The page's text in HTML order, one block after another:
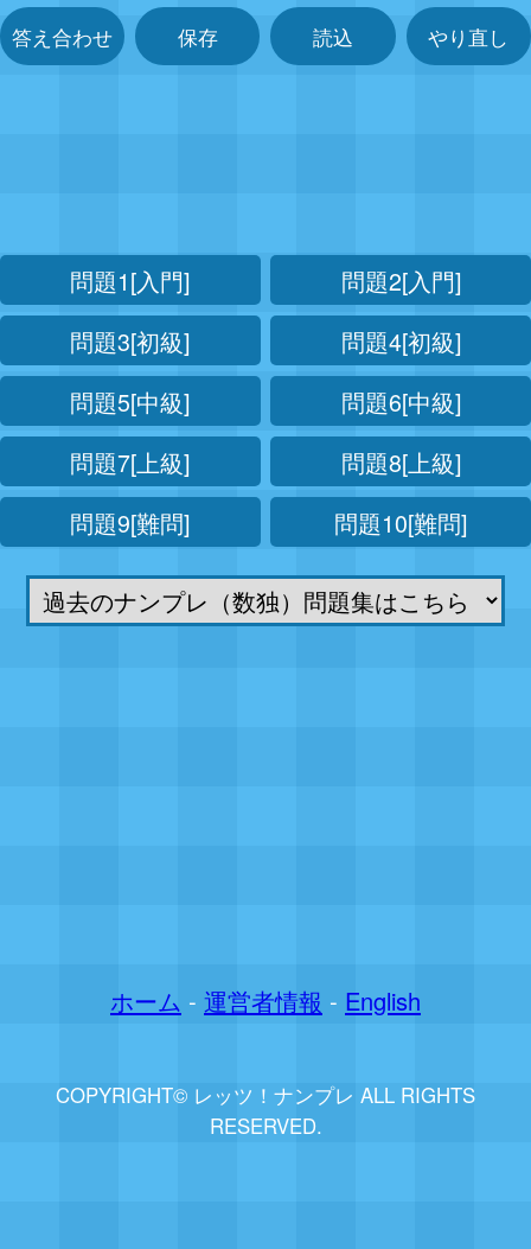
答え合わせ 保存 読込 やり直し
問題1[入門]
問題2[入門]
問題3[初級]
問題4[初級]
問題5[中級]
問題6[中級]
問題7[上級]
問題8[上級]
問題9[難問]
問題10[難問]
ホーム - 運営者情報 - English
COPYRIGHT© レッツ！ナンプレ ALL RIGHTS
RESERVED.